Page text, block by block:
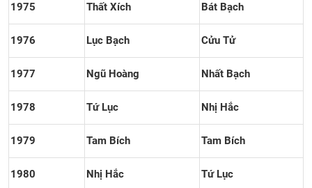
1975 Thất Xích Bát Bạch
1976 Lục Bạch Cửu Tử
1977 Ngũ Hoàng Nhất Bạch
1978 Tứ Lục Nhị Hắc
1979 Tam Bích Tam Bích
1980 Nhị Hắc Tứ Lục